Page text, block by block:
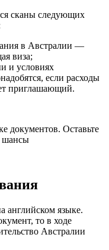
сканы следующих
в Австралии —
виза;
и условиях
если расходы
приглашающий.
документов. Оставьте
шансы
английском языке.
то в ходе
Австралии